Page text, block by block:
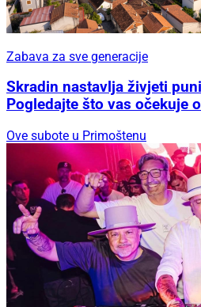
Zabava za sve generacije
Skradin nastavlja živjeti
Pogledajte što vas očekuje
Ove subote u Primoštenu